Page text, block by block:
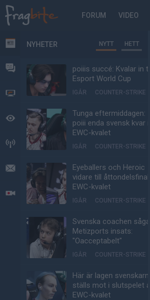
FORUM VIDEO
NYHETER
FORUM
VIDEO
BEVAKAT
HÄNDELSER
MEDDELANDEN
LIVESÄNDNINGAR
NYHETER NYTT HETT
poiiis succé: Kvalar in till
Esport World Cup
IGÅR COUNTER-STRIKE
Tunga eftermiddagen:
poiii enda svensk kvar i
EWC-kvalet
IGÅR COUNTER-STRIKE
Eyeballers och Heroic
vidare till åttondelsfinal i
EWC-kvalet
IGÅR COUNTER-STRIKE
Svenska coachen sågar
Metizports insats:
"Oacceptabelt"
IGÅR COUNTER-STRIKE
Här är lagen svenskarna
ställs mot i slutspelet av
EWC-kvalet